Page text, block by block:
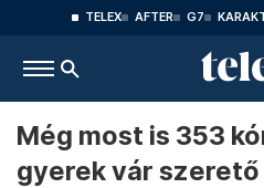
TELEX AFTER G7
Még most is 353
gyerek vár